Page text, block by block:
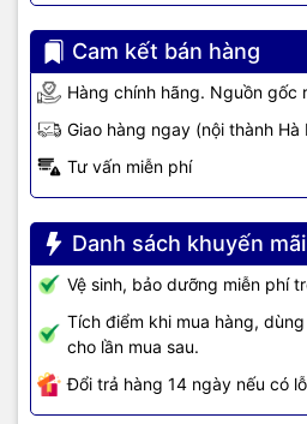
Cam kết bán hàng
Hàng chính hãng. Nguồn gốc
Giao hàng ngay (nội thành Hà
Tư vấn miễn phí
Danh sách khuyến mãi
Vệ sinh, bảo dưỡng miễn phí
Tích điểm khi mua hàng,
cho lần mua sau.
Đổi trả hàng 14 ngày nếu có
Quantum Dot
màu sắc
có. Mang bạn đến với " Bản giao
điều kiện độ sáng nào.
nhận bởi VDE.
Giảm thiểu độ
nhiễu tuyệt đối
Khả năng chống